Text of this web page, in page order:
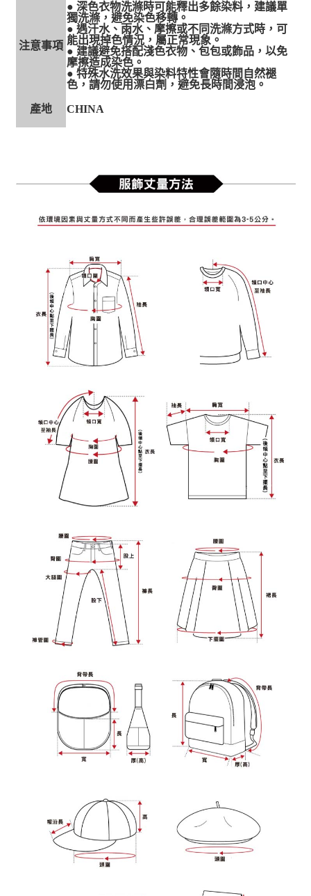
注意事項
● 深色衣物洗滌時可能釋出多餘染料，建議單
獨洗滌，避免染色移轉。
● 遇汗水、雨水、摩擦或不同洗滌方式時，可
能出現掉色情況，屬正常現象。
● 建議避免搭配淺色衣物、包包或飾品，以免
摩擦造成染色。
● 特殊水洗效果與染料特性會隨時間自然褪
色，請勿使用漂白劑，避免長時間浸泡。
產地 CHINA